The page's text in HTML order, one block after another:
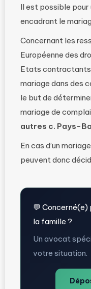
Il est possible pour
encadrant le
Concernant les
Européenne des
Etats contractants
mariage dans des
le but de
mariage de
autres c. Pays-
En cas d’un
peuvent donc
💬 Concerné(e)
la famille ?
Un avocat
votre situation.